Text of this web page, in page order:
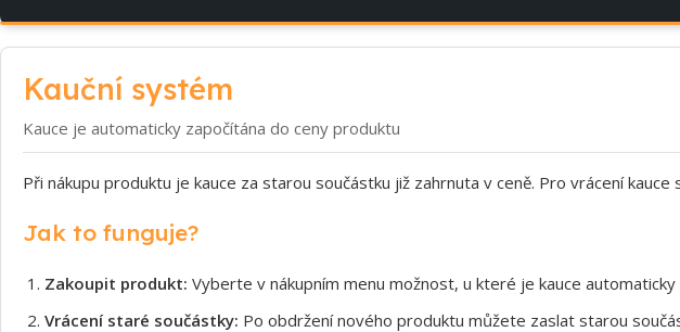
Kauční systém
Kauce je automaticky započítána do ceny produktu
Při nákupu produktu je kauce za starou součástku již zahrnuta v ceně. Pro vrácení
Jak to funguje?
Zakoupit produkt: Vyberte v nákupním menu možnost, u které je kauce
Vrácení staré součástky: Po obdržení nového produktu můžete zaslat starou